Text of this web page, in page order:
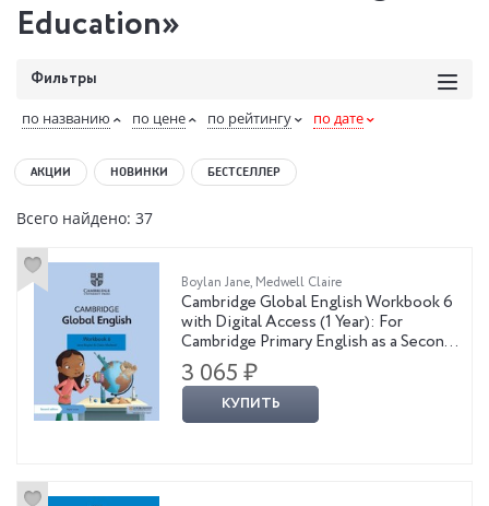
Education»
Фильтры
по названию по цене по рейтингу по дате
АКЦИИ НОВИНКИ БЕСТСЕЛЛЕР
Всего найдено: 37
Boylan Jane, Medwell Claire
Cambridge Global English Workbook 6
with Digital Access (1 Year): For
Cambridge Primary English as a Second
Language
3 065 ₽
КУПИТЬ